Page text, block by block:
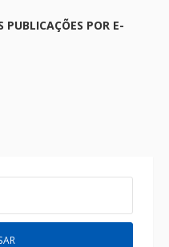
PUBLICAÇÕES POR E-